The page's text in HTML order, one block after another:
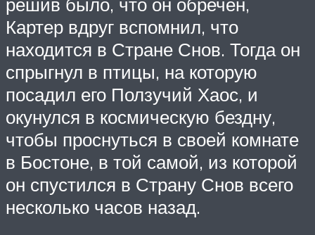
Картер вдруг вспомнил, что
находится в Стране Снов. Тогда он
спрыгнул в птицы, на которую
посадил его Ползучий Хаос, и
окунулся в космическую бездну,
чтобы проснуться в своей комнате
в Бостоне, в той самой, из которой
он спустился в Страну Снов всего
несколько часов назад.